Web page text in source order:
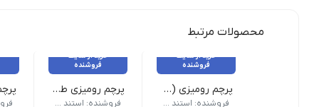
محصولات مرتبط
خرید از سایت
فروشنده
پرچم رومیزی (چاپ اختصاصی)
فروشنده: استند شاهکار
خرید از سایت
فروشنده
پرچم رومیزی طرح ایران
فروشنده: استند شاهکار
نوع